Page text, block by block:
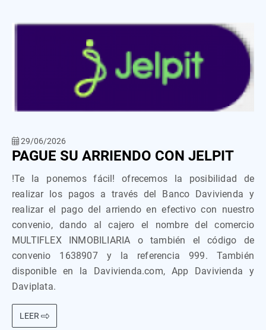
29/06/2026
PAGUE SU ARRIENDO CON JELPIT
!Te la ponemos fácil! ofrecemos la posibilidad de
realizar los pagos a través del Banco Davivienda y
realizar el pago del arriendo en efectivo con nuestro
convenio, dando al cajero el nombre del comercio
MULTIFLEX INMOBILIARIA o también el código de
convenio 1638907 y la referencia 999. También
disponible en la Davivienda.com, App Davivienda y
Daviplata.
LEER